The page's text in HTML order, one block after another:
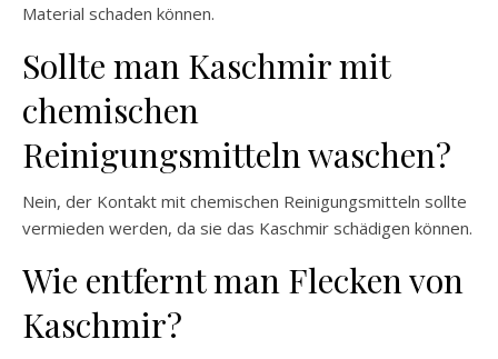
Material schaden können.
Sollte man Kaschmir mit
chemischen
Reinigungsmitteln waschen?
Nein, der Kontakt mit chemischen Reinigungsmitteln sollte
vermieden werden, da sie das Kaschmir schädigen können.
Wie entfernt man Flecken von
Kaschmir?